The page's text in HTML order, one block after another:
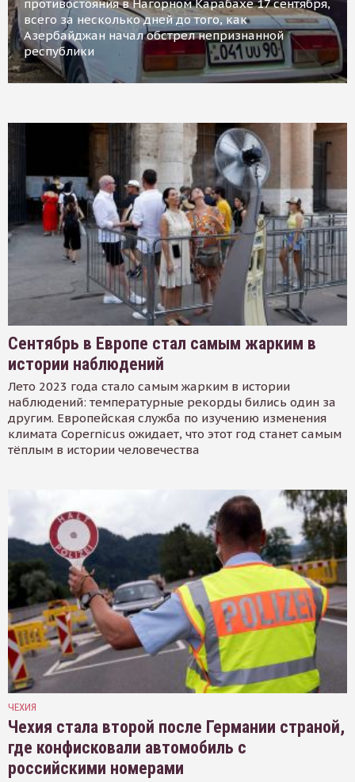
противостояния в Нагорном Карабахе 17 сентября,
всего за несколько дней до того, как
Азербайджан начал обстрел непризнанной
республики
Сентябрь в Европе стал самым жарким в
истории наблюдений
Лето 2023 года стало самым жарким в истории
наблюдений: температурные рекорды бились один за
другим. Европейская служба по изучению изменения
климата Copernicus ожидает, что этот год станет самым
тёплым в истории человечества
ЧЕХИЯ
Чехия стала второй после Германии страной,
где конфисковали автомобиль с
российскими номерами